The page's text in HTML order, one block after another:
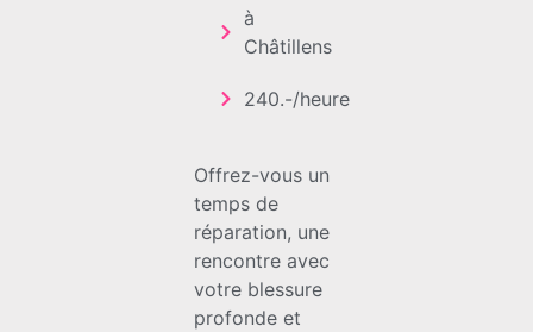
à
Châtillens
240.-/heure
Offrez-vous un
temps de
réparation, une
rencontre avec
votre blessure
profonde et